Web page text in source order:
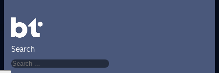
Search